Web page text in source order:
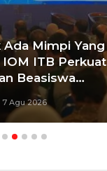
Ada Mimpi Yang
IOM ITB Perkuat
Beasiswa…
7 Agu 2026